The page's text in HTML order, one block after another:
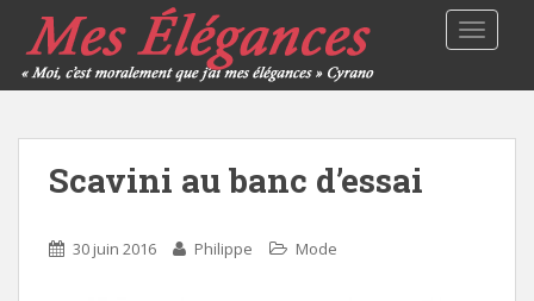
Scavini au banc d’essai
30 juin 2016 Philippe Mode